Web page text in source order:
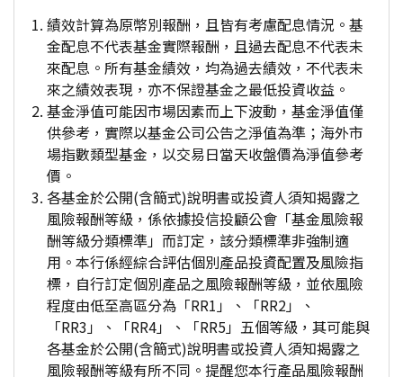
績效計算為原幣別報酬，且皆有考慮配息情況。基
金配息不代表基金實際報酬，且過去配息不代表未
來配息。所有基金績效，均為過去績效，不代表未
來之績效表現，亦不保證基金之最低投資收益。
基金淨值可能因市場因素而上下波動，基金淨值僅
供參考，實際以基金公司公告之淨值為準；海外市
場指數類型基金，以交易日當天收盤價為淨值參考
價。
各基金於公開(含簡式)說明書或投資人須知揭露之
風險報酬等級，係依據投信投顧公會「基金風險報
酬等級分類標準」而訂定，該分類標準非強制適
用。本行係經綜合評估個別產品投資配置及風險指
標，自行訂定個別產品之風險報酬等級，並依風險
程度由低至高區分為「RR1」、「RR2」、
「RR3」、「RR4」、「RR5」五個等級，其可能與
各基金於公開(含簡式)說明書或投資人須知揭露之
風險報酬等級有所不同。提醒您本行產品風險報酬